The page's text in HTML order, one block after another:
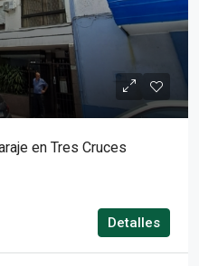
en Tres Cruces
Detalles